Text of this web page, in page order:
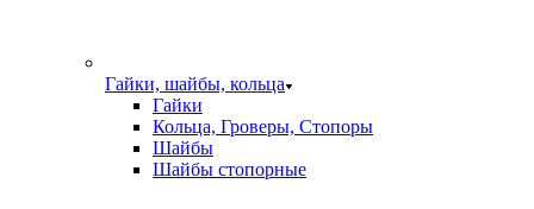
Гайки, шайбы, кольца
Гайки
Кольца, Гроверы, Стопоры
Шайбы
Шайбы стопорные